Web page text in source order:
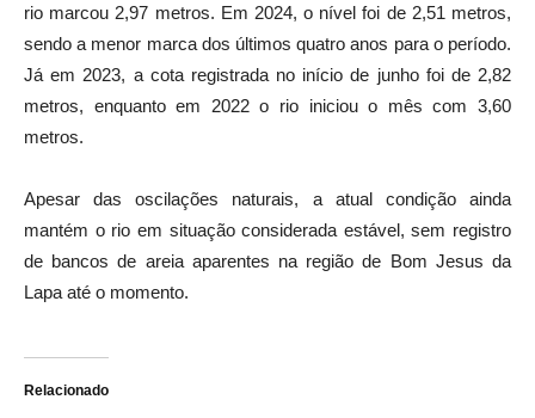
rio marcou 2,97 metros. Em 2024, o nível foi de 2,51 metros,
sendo a menor marca dos últimos quatro anos para o período.
Já em 2023, a cota registrada no início de junho foi de 2,82
metros, enquanto em 2022 o rio iniciou o mês com 3,60
metros.
Apesar das oscilações naturais, a atual condição ainda
mantém o rio em situação considerada estável, sem registro
de bancos de areia aparentes na região de Bom Jesus da
Lapa até o momento.
Relacionado